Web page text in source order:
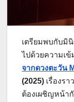
เตรียมพบกับมิ
ไปด้วยความเ
จากดวงตะวัน
(2025) เรื่องร
ต้องเผชิญหน้า